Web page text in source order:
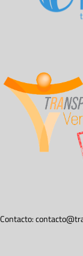
Contacto: